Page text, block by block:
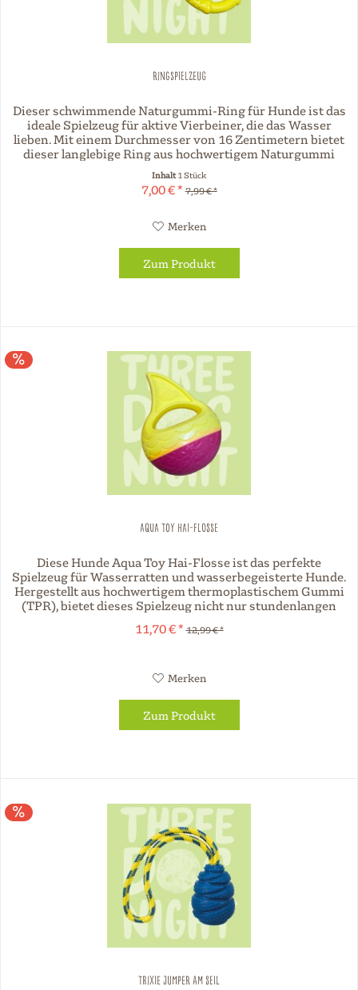
Ringspielzeug
Dieser schwimmende Naturgummi-Ring für Hunde ist das
ideale Spielzeug für aktive Vierbeiner, die das Wasser
lieben. Mit einem Durchmesser von 16 Zentimetern bietet
dieser langlebige Ring aus hochwertigem Naturgummi
eine perfekte Größe...
Inhalt1 Stück
7,00 € * 7,99 € *
Merken
Zum Produkt
Aqua Toy Hai-Flosse
Diese Hunde Aqua Toy Hai-Flosse ist das perfekte
Spielzeug für Wasserratten und wasserbegeisterte Hunde.
Hergestellt aus hochwertigem thermoplastischem Gummi
(TPR), bietet dieses Spielzeug nicht nur stundenlangen
Spaß, sondern ist auch...
11,70 € * 12,99 € *
Merken
Zum Produkt
TRIXIE Jumper am Seil